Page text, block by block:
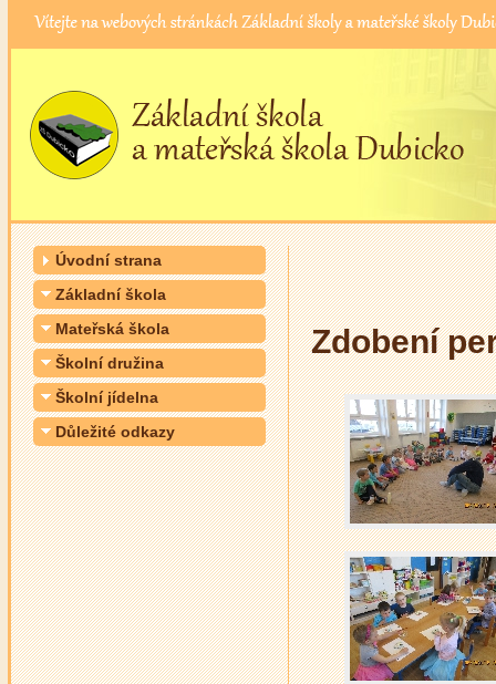
Úvodní strana
Základní škola
Mateřská škola
Školní družina
Školní jídelna
Důležité odkazy
Zdobení